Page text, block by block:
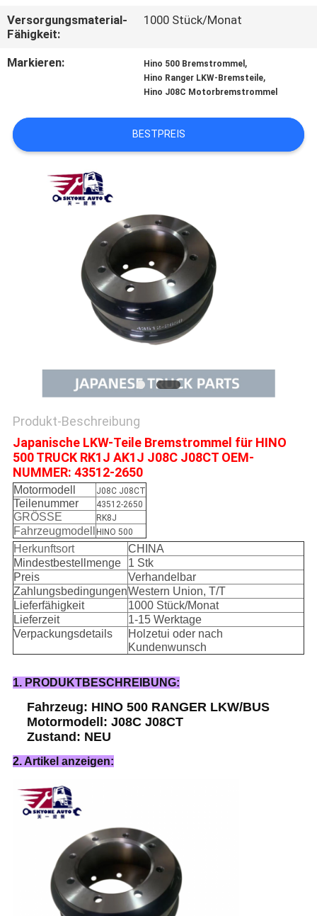
VERBINDUNG
NACHRICHTEN
SIE EIN
ZITAT
SITEMAP
Versorgungsmaterial-
Fähigkeit:
1000 Stück/Monat
Markieren: Hino 500 Bremstrommel ,
Hino Ranger LKW-Bremsteile,
Hino J08C Motorbremstrommel
BESTPREIS
Produkt-Beschreibung
Japanische LKW-Teile Bremstrommel für HINO
500 TRUCK RK1J AK1J J08C J08CT OEM-
NUMMER: 43512-2650
Motormodell J08C J08CT
Teilenummer 43512-2650
GRÖSSE RK8J
Fahrzeugmodell HINO 500
Herkunftsort
CHINA
Mindestbestellmenge
1 Stk
Preis
Verhandelbar
ZahlungsbedingungenWestern Union, T/T
Lieferfähigkeit
1000 Stück/Monat
Lieferzeit
1-15 Werktage
Verpackungsdetails
Holzetui oder nach
Kundenwunsch
1. PRODUKTBESCHREIBUNG:
Fahrzeug: HINO 500 RANGER LKW/BUS
Motormodell: J08C J08CT
Zustand: NEU
2. Artikel anzeigen: